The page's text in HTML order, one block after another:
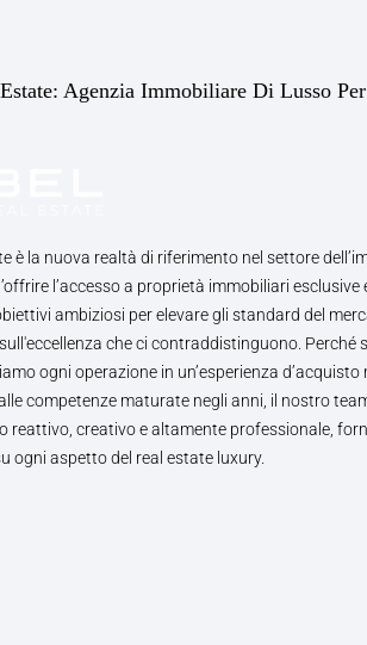
Agenzia Immobiliare Di Lusso
è la nuova realtà di riferimento nel settore
l’accesso a proprietà immobiliari esclusive
ambiziosi per elevare gli standard del
che ci contraddistinguono. Perché
ogni operazione in un’esperienza d’acquisto
competenze maturate negli anni, il nostro
reattivo, creativo e altamente professionale,
ogni aspetto del real estate luxury.